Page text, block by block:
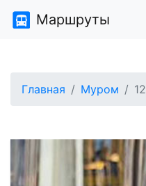
Маршруты
Главная Муром 12